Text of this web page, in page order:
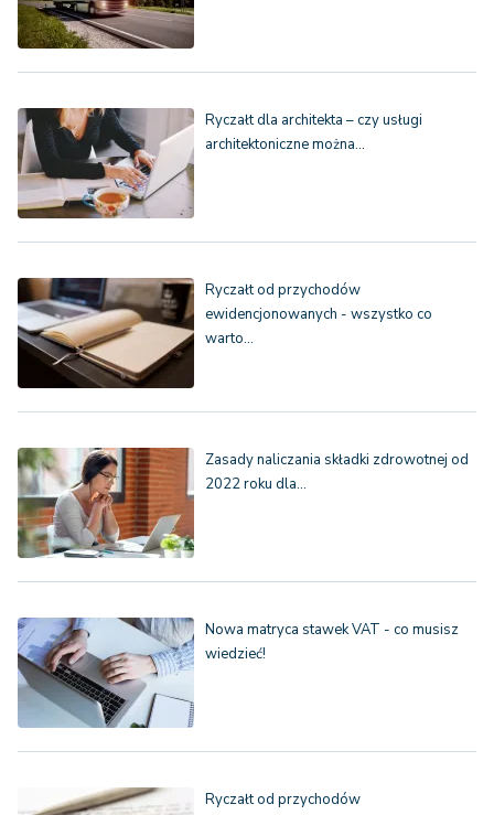
Ryczałt dla architekta – czy usługi
architektoniczne można…
Ryczałt od przychodów
ewidencjonowanych - wszystko co
warto…
Zasady naliczania składki zdrowotnej od
2022 roku dla…
Nowa matryca stawek VAT - co musisz
wiedzieć!
Ryczałt od przychodów